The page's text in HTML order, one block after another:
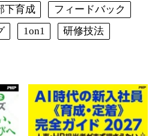
下育成
フィードバック
1on1
研修技法